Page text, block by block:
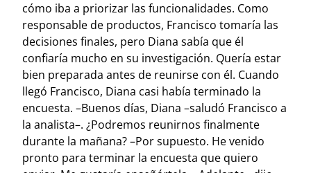
cómo iba a priorizar las funcionalidades. Como
responsable de productos, Francisco tomaría las
decisiones finales, pero Diana sabía que él
confiaría mucho en su investigación. Quería estar
bien preparada antes de reunirse con él. Cuando
llegó Francisco, Diana casi había terminado la
encuesta. –Buenos días, Diana –saludó Francisco a
la analista–. ¿Podremos reunirnos finalmente
durante la mañana? –Por supuesto. He venido
pronto para terminar la encuesta que quiero